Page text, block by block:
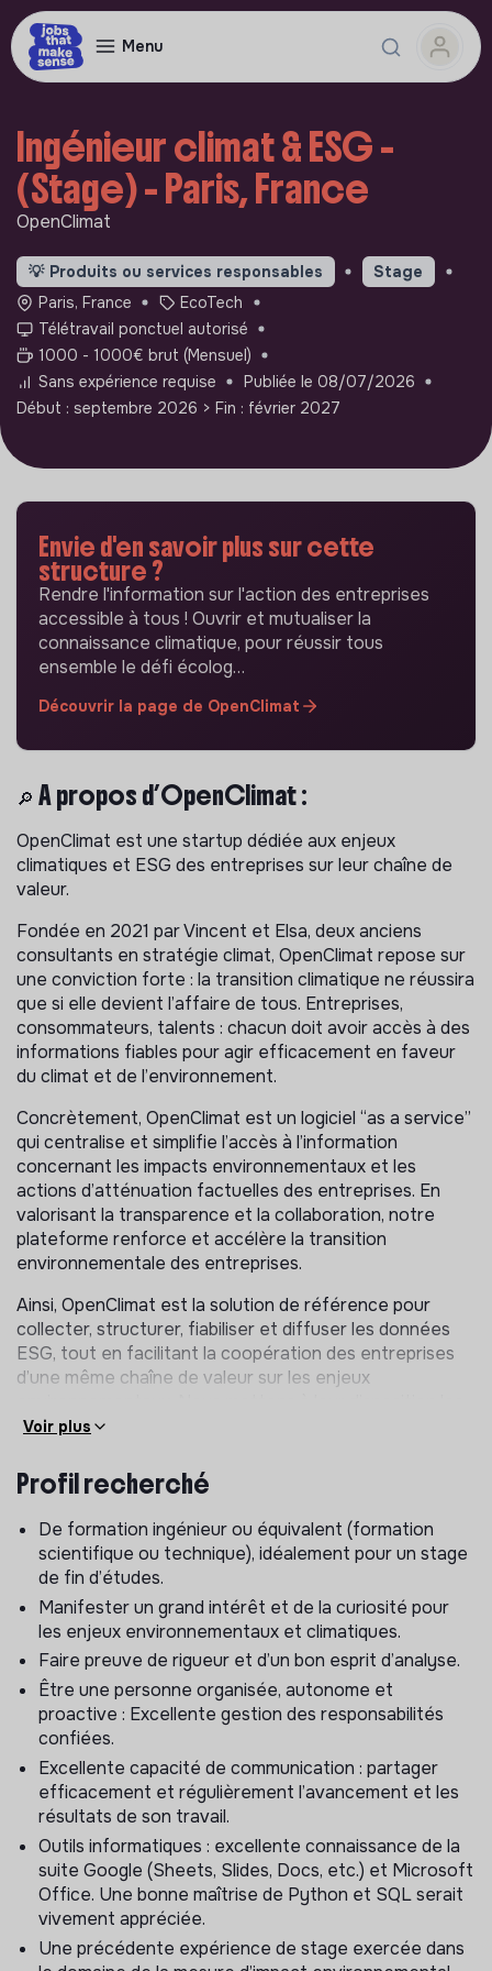
Menu
Ingénieur climat & ESG -
(Stage) - Paris, France
OpenClimat
💡 Produits ou services responsables
Stage
Paris, France
EcoTech
Télétravail ponctuel autorisé
1000 - 1000€ brut (Mensuel)
Sans expérience requise
Publiée le 08/07/2026
Début : septembre 2026 > Fin : février 2027
Envie d'en savoir plus sur cette
structure ?
Rendre l'information sur l'action des entreprises
accessible à tous ! Ouvrir et mutualiser la
connaissance climatique, pour réussir tous
ensemble le défi écolog…
Découvrir la page de OpenClimat
🔎 À propos d’OpenClimat :
OpenClimat est une startup dédiée aux enjeux
climatiques et ESG des entreprises sur leur chaîne de
valeur.
Fondée en 2021 par Vincent et Elsa, deux anciens
consultants en stratégie climat, OpenClimat repose sur
une conviction forte : la transition climatique ne réussira
que si elle devient l’affaire de tous. Entreprises,
consommateurs, talents : chacun doit avoir accès à des
informations fiables pour agir efficacement en faveur
du climat et de l’environnement.
Concrètement, OpenClimat est un logiciel “as a service”
qui centralise et simplifie l’accès à l’information
concernant les impacts environnementaux et les
actions d’atténuation factuelles des entreprises. En
valorisant la transparence et la collaboration, notre
plateforme renforce et accélère la transition
environnementale des entreprises.
Ainsi, OpenClimat est la solution de référence pour
collecter, structurer, fiabiliser et diffuser les données
ESG, tout en facilitant la coopération des entreprises
d’une même chaîne de valeur sur les enjeux
outils nécessaires pour piloter et réduire les impacts
de leur périmètre opérationnel.
💼 Le stage
Durée du stage : 6 mois
Comment candidater ? En cliquant sur le bouton
“candidater” qui vous mènera vers notre plateforme de
recrutement principale, Welcome to the Jungle, pour
cette offre.
Début du stage :septembre - octobre 2026
En tant qu'i_ngénieur climat et ESG_ vous intégrerez
l’équipeScience & StratégieClimat, dont la mission est
d’évaluer et de fiabiliser les données climatiques des
entreprises et les méthodologies utilisées sur notre
plateforme.
En parallèle, vous contribuerez au développement des
connaissances sectorielles, en particulier dans le
domaine de l’agroalimentaire.
Voir plus
Profil recherché
De formation ingénieur ou équivalent (formation
scientifique ou technique), idéalement pour un stage
de fin d’études.
Manifester un grand intérêt et de la curiosité pour
les enjeux environnementaux et climatiques.
Faire preuve de rigueur et d’un bon esprit d’analyse.
Être une personne organisée, autonome et
proactive : Excellente gestion des responsabilités
confiées.
Excellente capacité de communication : partager
efficacement et régulièrement l’avancement et les
résultats de son travail.
Outils informatiques : excellente connaissance de la
suite Google (Sheets, Slides, Docs, etc.) et Microsoft
Office. Une bonne maîtrise de Python et SQL serait
vivement appréciée.
Une précédente expérience de stage exercée dans